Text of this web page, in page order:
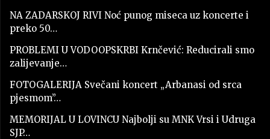
NA ZADARSKOJ RIVI Noć punog miseca uz koncerte i
preko 50…
PROBLEMI U VODOOPSKRBI Krnčević: Reducirali smo
zalijevanje…
FOTOGALERIJA Svečani koncert „Arbanasi od srca
pjesmom”…
MEMORIJAL U LOVINCU Najbolji su MNK Vrsi i Udruga
SJP…